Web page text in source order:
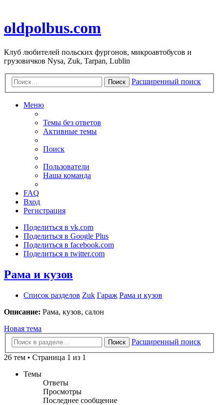
oldpolbus.com
Клуб любителей польских фургонов, микроавтобусов и
грузовичков Nysa, Zuk, Tarpan, Lublin
Поиск Расширенный поиск
Меню
Темы без ответов
Активные темы
Поиск
Пользователи
Наша команда
FAQ
Вход
Регистрация
Поделиться в vk.com
Поделиться в Google Plus
Поделиться в facebook.com
Поделиться в twitter.com
Рама и кузов
Список разделов Zuk Гараж Рама и кузов
Описание: Рама, кузов, салон
Новая тема
Поиск
Расширенный поиск
26 тем • Страница 1 из 1
Темы
Ответы
Просмотры
Последнее сообщение